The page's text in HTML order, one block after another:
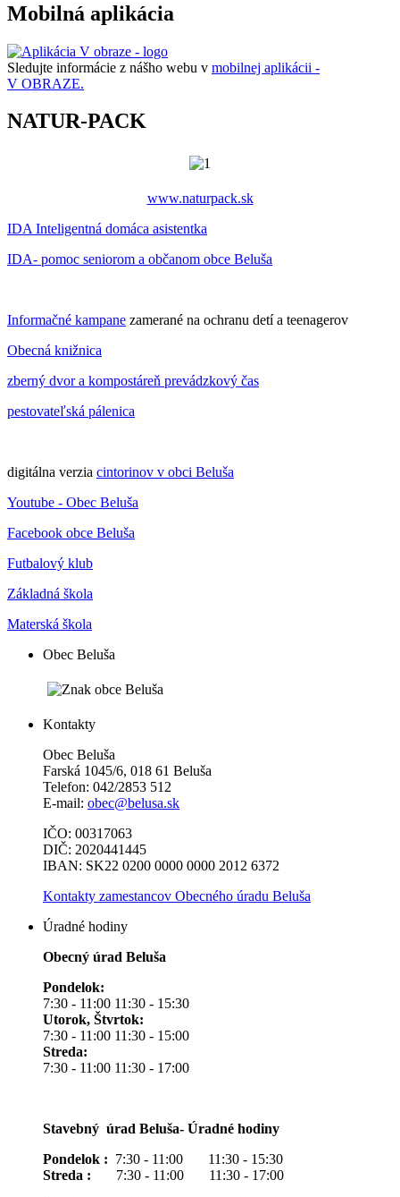
Mobilná aplikácia
Sledujte informácie z nášho webu v mobilnej aplikácii -
V OBRAZE.
NATUR-PACK
www.naturpack.sk
IDA Inteligentná domáca asistentka
IDA- pomoc seniorom a občanom obce Beluša
Informačné kampane zamerané na ochranu detí a teenagerov
Obecná knižnica
zberný dvor a kompostáreň prevádzkový čas
pestovateľská pálenica
digitálna verzia cintorinov v obci Beluša
Youtube - Obec Beluša
Facebook obce Beluša
Futbalový klub
Základná škola
Materská škola
Obec Beluša
Kontakty
Obec Beluša
Farská 1045/6, 018 61 Beluša
Telefon: 042/2853 512
E-mail: obec@belusa.sk
IČO: 00317063
DIČ: 2020441445
IBAN: SK22 0200 0000 0000 2012 6372
Kontakty zamestancov Obecného úradu Beluša
Úradné hodiny
Obecný úrad Beluša
Pondelok:
7:30 - 11:00 11:30 - 15:30
Utorok, Štvrtok:
7:30 - 11:00 11:30 - 15:00
Streda:
7:30 - 11:00 11:30 - 17:00
Stavebný úrad Beluša- Úradné hodiny
Pondelok : 7:30 - 11:00 11:30 - 15:30
Streda : 7:30 - 11:00 11:30 - 17:00